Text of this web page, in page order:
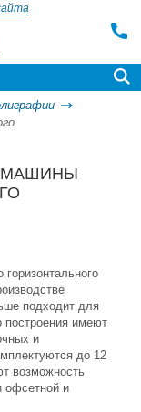
МАШИНЫ
подходит для
имеют
и
до 12
возможность
офсетной и